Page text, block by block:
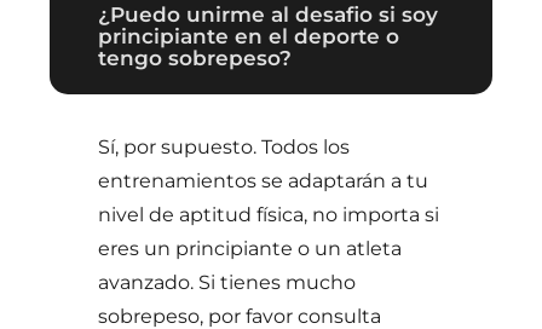
¿Puedo unirme al desafio si soy
principiante en el deporte o
tengo sobrepeso?
Sí, por supuesto. Todos los
entrenamientos se adaptarán a tu
nivel de aptitud física, no importa si
eres un principiante o un atleta
avanzado. Si tienes mucho
sobrepeso, por favor consulta